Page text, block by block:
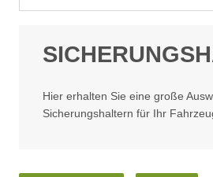
Hier erhalten Sie eine große
Sicherungshaltern für Ihr